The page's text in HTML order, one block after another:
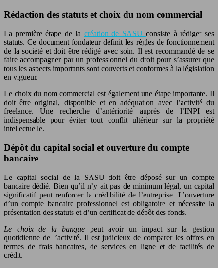
Rédaction des statuts et choix du nom commercial
La première étape de la création de SASU consiste à rédiger ses
statuts. Ce document fondateur définit les règles de fonctionnement
de la société et doit être rédigé avec soin. Il est recommandé de se
faire accompagner par un professionnel du droit pour s’assurer que
tous les aspects importants sont couverts et conformes à la législation
en vigueur.
Le choix du nom commercial est également une étape importante. Il
doit être original, disponible et en adéquation avec l’activité du
freelance. Une recherche d’antériorité auprès de l’INPI est
indispensable pour éviter tout conflit ultérieur sur la propriété
intellectuelle.
Dépôt du capital social et ouverture du compte
bancaire
Le capital social de la SASU doit être déposé sur un compte
bancaire dédié. Bien qu’il n’y ait pas de minimum légal, un capital
significatif peut renforcer la crédibilité de l’entreprise. L’ouverture
d’un compte bancaire professionnel est obligatoire et nécessite la
présentation des statuts et d’un certificat de dépôt des fonds.
Le choix de la banque peut avoir un impact sur la gestion
quotidienne de l’activité. Il est judicieux de comparer les offres en
termes de frais bancaires, de services en ligne et de facilités de
crédit.